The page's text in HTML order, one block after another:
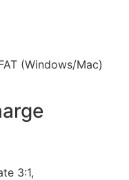
(Windows/Mac)
3:1,